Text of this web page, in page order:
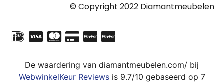
© Copyright 2022 Diamantmeubelen
De waardering van diamantmeubelen.com/ bij
WebwinkelKeur Reviewsis 9.7/10 gebaseerd op 7